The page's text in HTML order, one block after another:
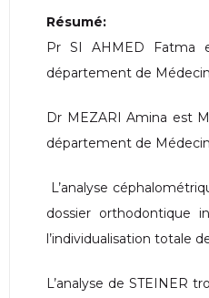
Résumé:
Pr SI AHMED Fatma
département de
Dr MEZARI Amina est
département de
L’analyse
dossier
l’individualisation totale
L’analyse de STEINER